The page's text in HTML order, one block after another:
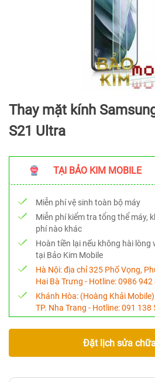
Thay mặt kính
S21 Ultra
TẠI BẢO KIM MOBILE
Miễn phí vệ sinh toàn bộ máy
Miễn phí kiểm tra tổng thể máy,
phí nào khác
Hoàn tiền lại nếu không hài lòng
tại Bảo Kim Mobile
Hà Nội:địa chỉ 325 Phố Vọng,
Hai Bà Trưng - Hotline:0986 942
Khánh Hòa: (Hoàng Khải
TP. Nha Trang - Hotline:091 138
Đặt lịch sửa